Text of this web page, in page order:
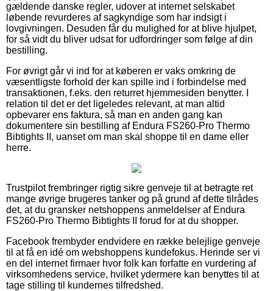
gældende danske regler, udover at internet selskabet
løbende revurderes af sagkyndige som har indsigt i
lovgivningen. Desuden får du mulighed for at blive hjulpet,
for så vidt du bliver udsat for udfordringer som følge af din
bestilling.
For øvrigt går vi ind for at køberen er vaks omkring de
væsentligste forhold der kan spille ind i forbindelse med
transaktionen, f.eks. den returret hjemmesiden benytter. I
relation til det er det ligeledes relevant, at man altid
opbevarer ens faktura, så man en anden gang kan
dokumentere sin bestilling af Endura FS260-Pro Thermo
Bibtights II, uanset om man skal shoppe til en dame eller
herre.
Trustpilot frembringer rigtig sikre genveje til at betragte ret
mange øvrige brugeres tanker og på grund af dette tilrådes
det, at du gransker netshoppens anmeldelser af Endura
FS260-Pro Thermo Bibtights II forud for at du shopper.
Facebook frembyder endvidere en række belejlige genveje
til at få en idé om webshoppens kundefokus. Herinde ser vi
en del internet firmaer hvor folk kan forfatte en vurdering af
virksomhedens service, hvilket ydermere kan benyttes til at
tage stilling til kundernes tilfredshed.